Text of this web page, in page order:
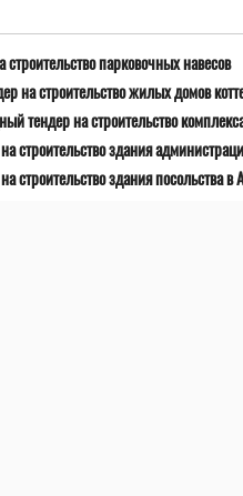
парковочных навесов
на строительство жилых домов
тендер на строительство
строительство здания
строительство здания посольства